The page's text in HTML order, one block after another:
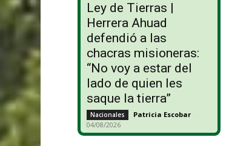
Ley de Tierras |
Herrera Ahuad
defendió a las
chacras misioneras:
“No voy a estar del
lado de quien les
saque la tierra”
Nacionales Patricia Escobar -
04/08/2026